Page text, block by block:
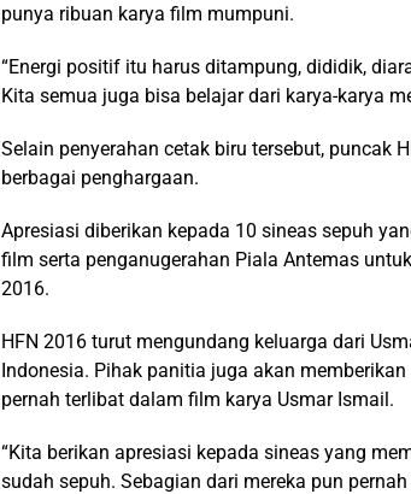
punya ribuan karya film mumpuni.
“Energi positif itu harus ditampung, dididik,
Kita semua juga bisa belajar dari karya-karya
Selain penyerahan cetak biru tersebut, puncak
berbagai penghargaan.
Apresiasi diberikan kepada 10 sineas sepuh
film serta penganugerahan Piala Antemas
2016.
HFN 2016 turut mengundang keluarga dari
Indonesia. Pihak panitia juga akan
pernah terlibat dalam film karya Usmar Ismail.
“Kita berikan apresiasi kepada sineas yang
sudah sepuh. Sebagian dari mereka pun